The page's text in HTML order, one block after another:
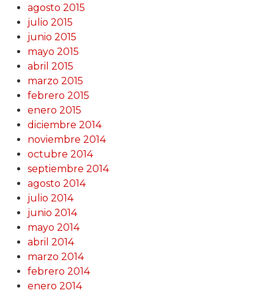
agosto 2015
julio 2015
junio 2015
mayo 2015
abril 2015
marzo 2015
febrero 2015
enero 2015
diciembre 2014
noviembre 2014
octubre 2014
septiembre 2014
agosto 2014
julio 2014
junio 2014
mayo 2014
abril 2014
marzo 2014
febrero 2014
enero 2014